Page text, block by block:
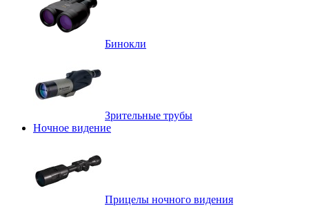
Бинокли
Зрительные трубы
Ночное видение
Прицелы ночного видения